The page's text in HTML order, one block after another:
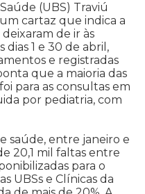
(UBS) Traviú
cartaz que indica a
de ir às
1 e 30 de abril,
e registradas
que a maioria das
para as consultas em
por pediatria, com
saúde, entre janeiro e
20,1 mil faltas entre
para o
UBSs e Clínicas da